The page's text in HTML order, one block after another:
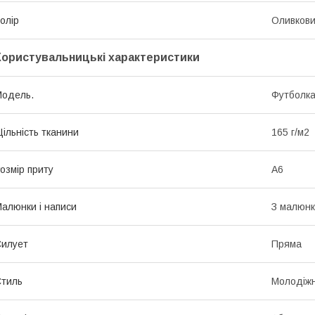
характеристики
Футболка
тканини 165 г/м2
приту А6
і написи З
Пряма